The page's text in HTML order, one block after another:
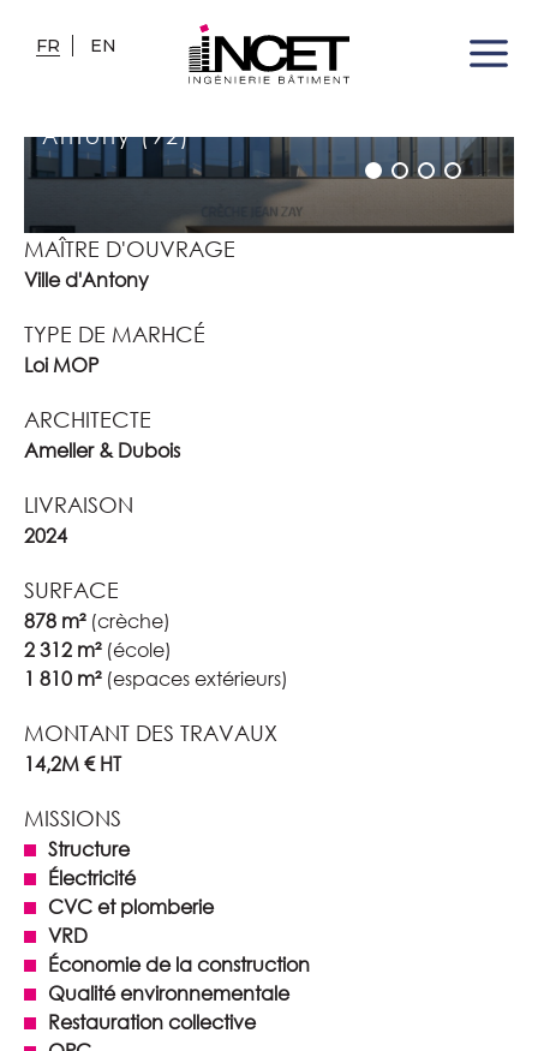
FR EN
CRÈCHE DU GROUPE
Antony (92)
MAÎTRE D'OUVRAGE
Ville d'Antony
TYPE DE MARHCÉ
Loi MOP
ARCHITECTE
Ameller & Dubois
LIVRAISON
2024
SURFACE
878 m² (crèche)
2 312 m² (école)
1 810 m² (espaces extérieurs)
MONTANT DES TRAVAUX
14,2M € HT
MISSIONS
Structure
Électricité
CVC et plomberie
VRD
Économie de la construction
Qualité environnementale
Restauration collective